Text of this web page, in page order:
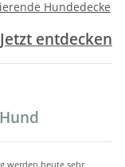
Jetzt entdecken
werden heute sehr